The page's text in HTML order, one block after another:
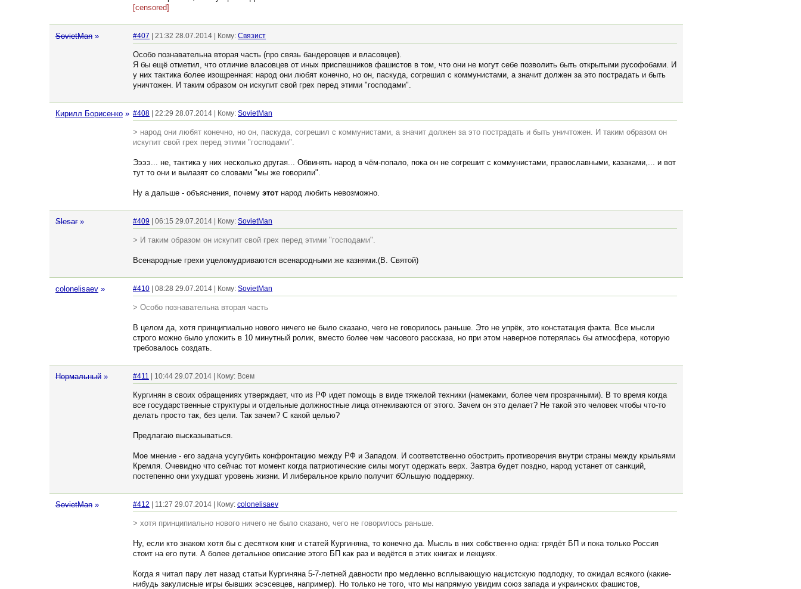
[censored]
SovietMan » #407 | 21:32 28.07.2014 | Кому: Связист
Особо познавательна вторая часть (про связь бандеровцев и власовцев).
Я бы ещё отметил, что отличие власовцев от иных приспешников фашистов в том, что они не могут себе позволить быть открытыми русофобами. И
у них тактика более изощренная: народ они любят конечно, но он, паскуда, согрешил с коммунистами, а значит должен за это пострадать и быть
уничтожен. И таким образом он искупит свой грех перед этими "господами".
Кирилл Борисенко » #408 | 22:29 28.07.2014 | Кому: SovietMan
> народ они любят конечно, но он, паскуда, согрешил с коммунистами, а значит должен за это пострадать и быть уничтожен. И таким образом он
искупит свой грех перед этими "господами".
Ээээ... не, тактика у них несколько другая... Обвинять народ в чём-попало, пока он не согрешит с коммунистами, православными, казаками,... и вот
тут то они и вылазят со словами "мы же говорили".
Ну а дальше - объяснения, почему этот народ любить невозможно.
Slesar » #409 | 06:15 29.07.2014 | Кому: SovietMan
> И таким образом он искупит свой грех перед этими "господами".
Всенародные грехи уцеломудриваются всенародными же казнями.(В. Святой)
colonelisaev » #410 | 08:28 29.07.2014 | Кому: SovietMan
> Особо познавательна вторая часть
В целом да, хотя принципиально нового ничего не было сказано, чего не говорилось раньше. Это не упрёк, это констатация факта. Все мысли
строго можно было уложить в 10 минутный ролик, вместо более чем часового рассказа, но при этом наверное потерялась бы атмосфера, которую
требовалось создать.
Нормальный » #411 | 10:44 29.07.2014 | Кому: Всем
Кургинян в своих обращениях утверждает, что из РФ идет помощь в виде тяжелой техники (намеками, более чем прозрачными). В то время когда
все государственные структуры и отдельные должностные лица отнекиваются от этого. Зачем он это делает? Не такой это человек чтобы что-то
делать просто так, без цели. Так зачем? С какой целью?
Предлагаю высказываться.
Мое мнение - его задача усугубить конфронтацию между РФ и Западом. И соответственно обострить противоречия внутри страны между крыльями
Кремля. Очевидно что сейчас тот момент когда патриотические силы могут одержать верх. Завтра будет поздно, народ устанет от санкций,
постепенно они ухудшат уровень жизни. И либеральное крыло получит бОльшую поддержку.
SovietMan » #412 | 11:27 29.07.2014 | Кому: colonelisaev
> хотя принципиально нового ничего не было сказано, чего не говорилось раньше.
Ну, если кто знаком хотя бы с десятком книг и статей Кургиняна, то конечно да. Мысль в них собственно одна: грядёт БП и пока только Россия
стоит на его пути. А более детальное описание этого БП как раз и ведётся в этих книгах и лекциях.
Когда я читал пару лет назад статьи Кургиняна 5-7-летней давности про медленно всплывающую нацистскую подлодку, то ожидал всякого (какие-
нибудь закулисные игры бывших эсэсевцев, например). Но только не того, что мы напрямую увидим союз запада и украинских фашистов,